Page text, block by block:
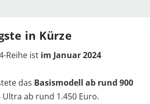
in Kürze
Reihe ist im Januar 2024
das Basismodell ab rund 900
Ultra ab rund 1.450 Euro.